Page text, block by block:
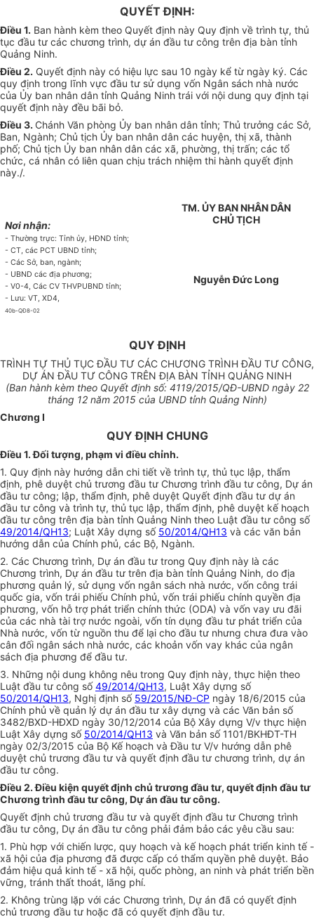
QUYẾT ĐỊNH:
Điều 1. Ban hành kèm theo Quyết định này Quy định về trình tự, thủ
tục đầu tư các chương trình, dự án đầu tư công trên địa bàn tỉnh
Quảng Ninh.
Điều 2. Quyết định này có hiệu lực sau 10 ngày kể từ ngày ký. Các
quy định trong lĩnh vực đầu tư sử dụng vốn Ngân sách nhà nước
của Ủy ban nhân dân tỉnh Quảng Ninh trái với nội dung quy định tại
quyết định này đều bãi bỏ.
Điều 3. Chánh Văn phòng Ủy ban nhân dân tỉnh; Thủ trưởng các Sở,
Ban, Ngành; Chủ tịch Ủy ban nhân dân các huyện, thị xã, thành
phố; Chủ tịch Ủy ban nhân dân các xã, phường, thị trấn; các tổ
chức, cá nhân có liên quan chịu trách nhiệm thi hành quyết định
này./.
Nơi nhận:
- Thường trực: Tỉnh ủy, HĐND tỉnh;
-CT, các PCT UBND tỉnh;
- Các Sở, ban, ngành;
- UBND các địa phương;
- V0-4, Các CV THVPUBND tỉnh;
- Lưu: VT, XD4,
40b-QĐ8-02
TM. ỦYBAN NHÂN DÂN
CHỦ TỊCH
Nguyễn Đức Long
QUY ĐỊNH
TRÌNH TỰ THỦ TỤC ĐẦU TƯ CÁC CHƯƠNG TRÌNH ĐẦU TƯ CÔNG,
DỰ ÁN ĐẦU TƯ CÔNG TRÊN ĐỊA BÀN TỈNH QUẢNG NINH
(Ban hành kèm theo Quyết định số: 4119/2015/QĐ-UBND ngày 22
tháng 12 năm 2015 của UBND tỉnh Quảng Ninh)
Chương I
QUY ĐỊNH CHUNG
Điều 1. Đối tượng, phạm vi điều chỉnh.
1. Quy định này hướng dẫn chi tiết về trình tự, thủ tục lập, thẩm
định, phê duyệt chủ trương đầu tư Chương trình đầu tư công, Dự án
đầu tư công; lập, thẩm định, phê duyệt Quyết định đầu tư dự án
đầu tư công và trình tự, thủ tục lập, thẩm định, phê duyệt kế hoạch
đầu tư công trên địa bàn tỉnh Quảng Ninh theo Luật đầu tư công số
49/2014/QH13; Luật Xây dựng số 50/2014/QH13 và các văn bản
hướng dẫn của Chính phủ, các Bộ, Ngành.
2. Các Chương trình, Dự án đầu tư trong Quy định này là các
Chương trình, Dự án đầu tư trên địa bàn tỉnh Quảng Ninh, do địa
phương quản lý, sử dụng vốn ngân sách nhà nước, vốn công trái
quốc gia, vốn trái phiếu Chính phủ, vốn trái phiếu chính quyền địa
phương, vốn hỗ trợ phát triển chính thức (ODA) và vốn vay ưu đãi
của các nhà tài trợ nước ngoài, vốn tín dụng đầu tư phát triển của
Nhà nước, vốn từ nguồn thu để lại cho đầu tư nhưng chưa đưa vào
cân đối ngân sách nhà nước, các khoản vốn vay khác của ngân
sách địa phương để đầu tư.
3. Những nội dung không nêu trong Quy định này, thực hiện theo
Luật đầu tư công số49/2014/QH13, Luật Xây dựng số
50/2014/QH13, Nghị định số 59/2015/NĐ-CP ngày 18/6/2015 của
Chính phủ về quản lý dự án đầu tư xây dựng và các Văn bản số
3482/BXD-HĐXD ngày 30/12/2014 của Bộ Xây dựng V/v thực hiện
Luật Xây dựng số 50/2014/QH13 và Văn bản số 1101/BKHĐT-TH
ngày 02/3/2015 của Bộ Kế hoạch và Đầu tư V/v hướng dẫn phê
duyệt chủ trương đầu tư và quyết định đầu tư chương trình, dự án
đầu tư công.
Điều 2. Điều kiện quyết định chủ trương đầu tư, quyết định đầu tư
Chương trình đầu tư công, Dự án đầu tư công.
Quyết định chủ trương đầu tư và quyết định đầu tư Chương trình
đầu tư công, Dự án đầu tư công phải đảm bảo các yêu cầu sau:
1. Phù hợp với chiến lược, quy hoạch và kế hoạch phát triển kinh tế -
xã hội của địa phương đã được cấp có thẩm quyền phê duyệt. Bảo
đảm hiệu quả kinh tế - xã hội, quốc phòng, an ninh và phát triển bền
vững, tránh thất thoát, lãng phí.
2. Không trùng lặp với các Chương trình, Dự án đã có quyết định
chủ trương đầu tư hoặc đã có quyết định đầu tư.